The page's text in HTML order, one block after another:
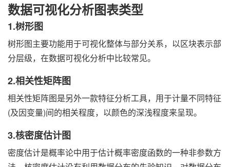
数据可视化分析图表类型
1.树形图
树形图主要功能用于可视化整体与部分关系，以区块表示部
分层级，在数据可视化分析中比较常见。
2.相关性矩阵图
相关性矩阵图是另外一款特征分析工具，用于计量不同特征
(及因变量)间的相关程度，以颜色的深浅程度来呈现。
3.核密度估计图
密度估计是概率论中用于估计概率密度函数的一种非参数方